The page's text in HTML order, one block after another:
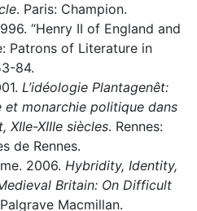
. Paris: Champion.
“Henry II of England and
Patrons of Literature in
84.
L’idéologie Plantagenêt:
et monarchie politique dans
XIIe-XIIIe siècles. Rennes:
de Rennes.
2006. Hybridity, Identity,
Britain: On Difficult
Macmillan.